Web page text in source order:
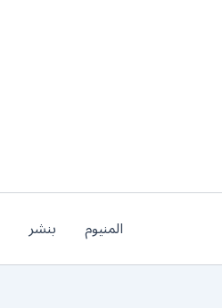
المنيوم بنشر